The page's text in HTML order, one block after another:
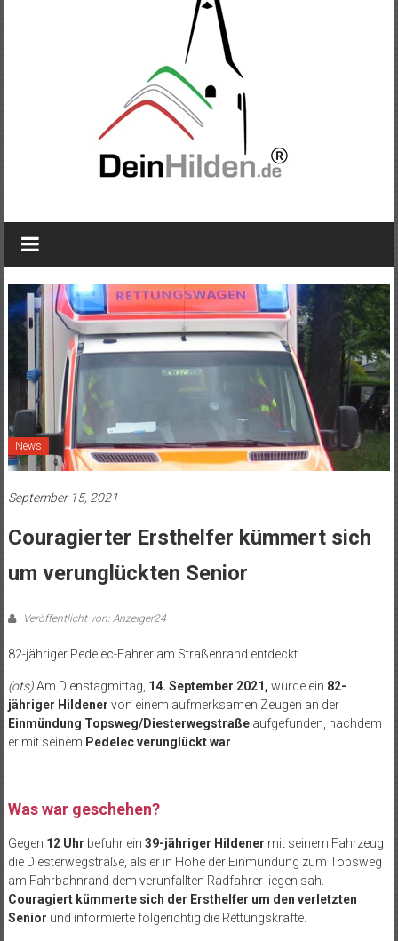
News
September 15, 2021
Couragierter Ersthelfer kümmert sich
um verunglückten Senior
Veröffentlicht von: Anzeiger24
82-jähriger Pedelec-Fahrer am Straßenrand entdeckt
(ots)Am Dienstagmittag, 14. September 2021, wurde ein 82-
jähriger Hildener von einem aufmerksamen Zeugen an der
Einmündung Topsweg/Diesterwegstraßeaufgefunden, nachdem
er mit seinem Pedelec verunglückt war
Was war geschehen?
Gegen 12 Uhr befuhr ein 39-jähriger Hildener mit seinem Fahrzeug
die Diesterwegstraße, als er in Höhe der Einmündung zum Topsweg
am Fahrbahnrand dem verunfallten Radfahrer liegen sah.
Couragiert kümmerte sich der Ersthelfer um den verletzten
Senior und informierte folgerichtig die Rettungskräfte.